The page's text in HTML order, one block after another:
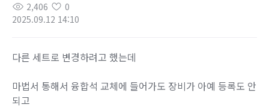
2,406
0
2025.09.12 14:10
다른 세트로 변경하려고 했는데
마법서 통해서 융합석 교체에 들어가도 장비가 아예 등록도 안
되고